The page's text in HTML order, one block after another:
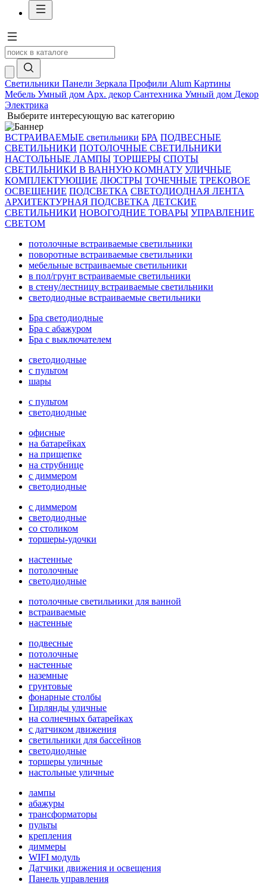
Светильники Панели Зеркала Профили Alum Картины
Мебель Умный дом Арх. декор Сантехника Умный дом Декор
Электрика
Выберите интересующую вас категорию
ВСТРАИВАЕМЫЕ светильники БРА ПОДВЕСНЫЕ
СВЕТИЛЬНИКИ ПОТОЛОЧНЫЕ СВЕТИЛЬНИКИ
НАСТОЛЬНЫЕ ЛАМПЫ ТОРШЕРЫ СПОТЫ
СВЕТИЛЬНИКИ В ВАННУЮ КОМНАТУ УЛИЧНЫЕ
КОМПЛЕКТУЮЩИЕ ЛЮСТРЫ ТОЧЕЧНЫЕ ТРЕКОВОЕ
ОСВЕЩЕНИЕ ПОДСВЕТКА СВЕТОДИОДНАЯ ЛЕНТА
АРХИТЕКТУРНАЯ ПОДСВЕТКА ДЕТСКИЕ
СВЕТИЛЬНИКИ НОВОГОДНИЕ ТОВАРЫ УПРАВЛЕНИЕ
СВЕТОМ
потолочные встраиваемые светильники
поворотные встраиваемые светильники
мебельные встраиваемые светильники
в пол/грунт встраиваемые светильники
в стену/лестницу встраиваемые светильники
светодиодные встраиваемые светильники
Бра светодиодные
Бра с абажуром
Бра с выключателем
светодиодные
с пультом
шары
с пультом
светодиодные
офисные
на батарейках
на прищепке
на струбнице
с диммером
светодиодные
с диммером
светодиодные
со столиком
торшеры-удочки
настенные
потолочные
светодиодные
потолочные светильники для ванной
встраиваемые
настенные
подвесные
потолочные
настенные
наземные
грунтовые
фонарные столбы
Гирлянды уличные
на солнечных батарейках
с датчиком движения
светильники для бассейнов
светодиодные
торшеры уличные
настольные уличные
лампы
абажуры
трансформаторы
пульты
крепления
диммеры
WIFI модуль
Датчики движения и освещения
Панель управления